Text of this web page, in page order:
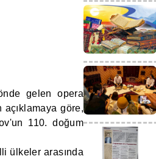
gelen opera
açıklamaya göre,
110. doğum
ülkeler arasında